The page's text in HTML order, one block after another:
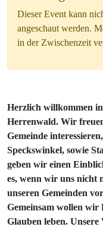
Dieser Event kann
angeschaut werden.
in der Zwischenzeit
Herzlich willkommen
Herrenwald. Wir
Gemeinde
Speckswinkel, sowie
geben wir einen
es, wenn wir uns nicht
unseren Gemeinden
Gemeinsam wollen wir
Glauben leben.